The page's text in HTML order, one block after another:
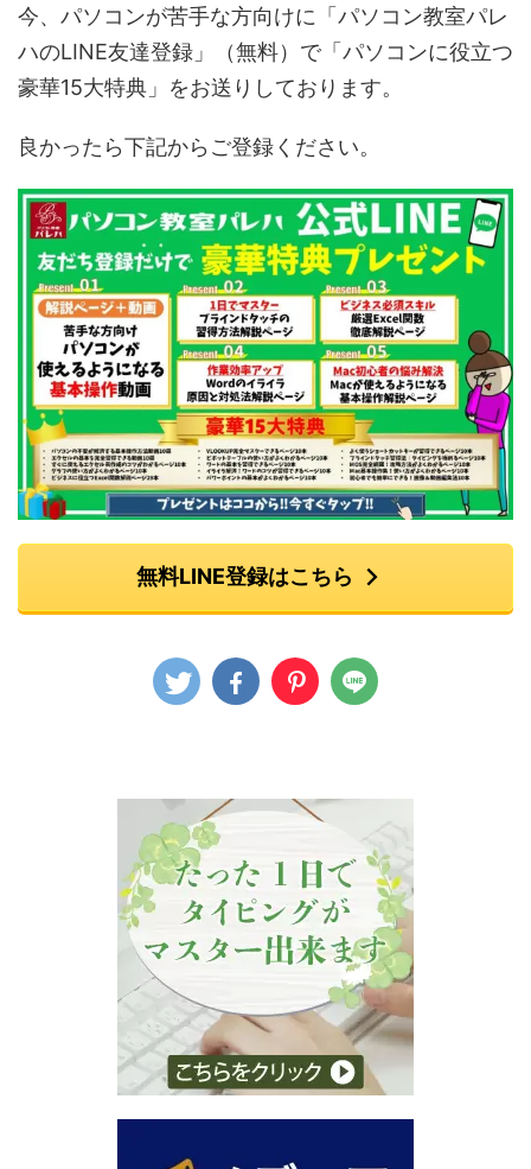
今、パソコンが苦手な方向けに「パソコン教室パレ
ハのLINE友達登録」（無料）で「パソコンに役立つ
豪華15大特典」をお送りしております。
良かったら下記からご登録ください。
無料LINE登録はこちら